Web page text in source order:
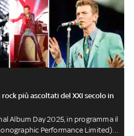
più ascoltati del XXI secolo in
Album Day 2025, in programma il
Performance Limited)